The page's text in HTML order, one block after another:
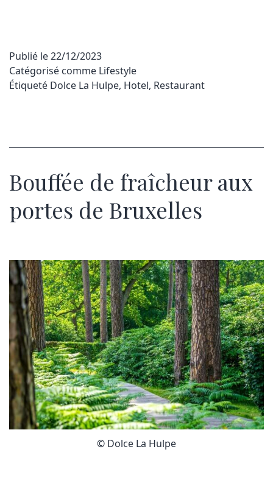
Publié le22/12/2023
Catégorisé comme Lifestyle
Étiqueté Dolce La Hulpe, Hotel, Restaurant
Bouffée de fraîcheur aux
portes de Bruxelles
© Dolce La Hulpe